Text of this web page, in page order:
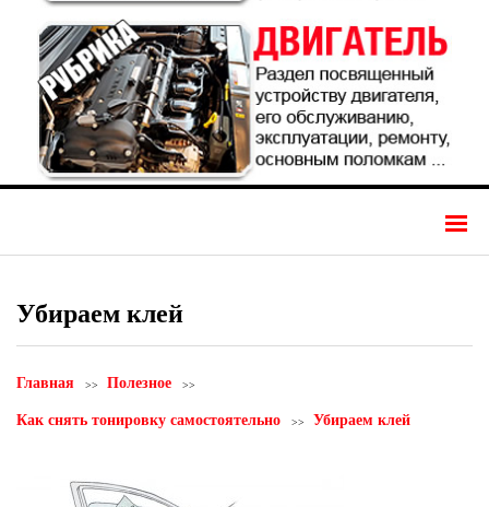
Убираем клей
Главная Полезное
Как снять тонировку самостоятельно Убираем клей